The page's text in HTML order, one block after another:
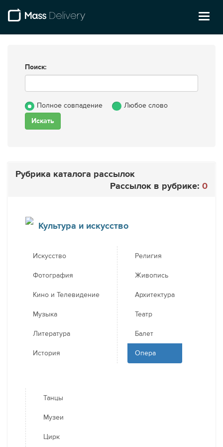
Поиск:
Полное совпадение Любое слово
Рубрика каталога рассылок
Рассылок в рубрике: 0
Культура и искусство
Искусство
Фотография
Кино и Телевидение
Музыка
Литература
История
Религия
Живопись
Архитектура
Театр
Балет
Опера
Танцы
Музеи
Цирк